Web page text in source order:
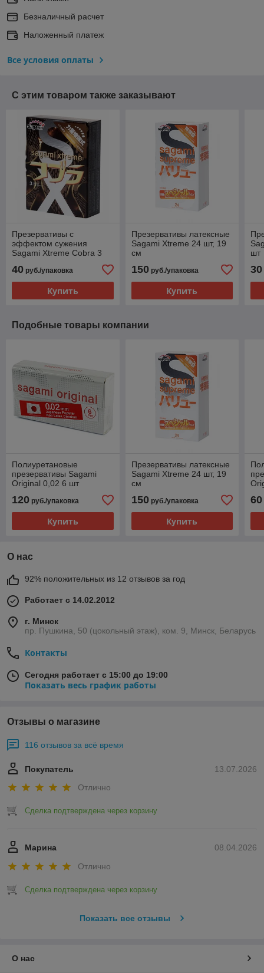
Безналичный расчет
Наложенный платеж
Все условия оплаты
С этим товаром также заказывают
Презервативы с
эффектом сужения
Sagami Xtreme Cobra 3
40 руб./упаковка
Купить
Презервативы латексные
Sagami Xtreme 24 шт, 19
см
150руб./упаковка
Купить
шт
30
Подобные товары компании
Полиуретановые
презервативы Sagami
Original 0,02 6 шт
120 руб./упаковка
Купить
Презервативы латексные
Sagami Xtreme 24 шт, 19
см
150руб./упаковка
Купить
60
О нас
92% положительных из 12 отзывов за год
Работает с 14.02.2012
г. Минск
пр. Пушкина, 50 (цокольный этаж), ком. 9, Минск, Беларусь
Контакты
Сегодня работает с 15:00 до 19:00
Показать весь график работы
Отзывы о магазине
116 отзывов за всё время
13.07.2026
Покупатель
Отлично
Сделка подтверждена через корзину
08.04.2026
Марина
Отлично
Сделка подтверждена через корзину
Показать все отзывы
О нас